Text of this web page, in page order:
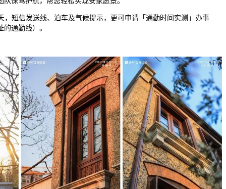
信发送线、泊车及气候提示，更可申请「通勤时间实测」办事
通勤线）。